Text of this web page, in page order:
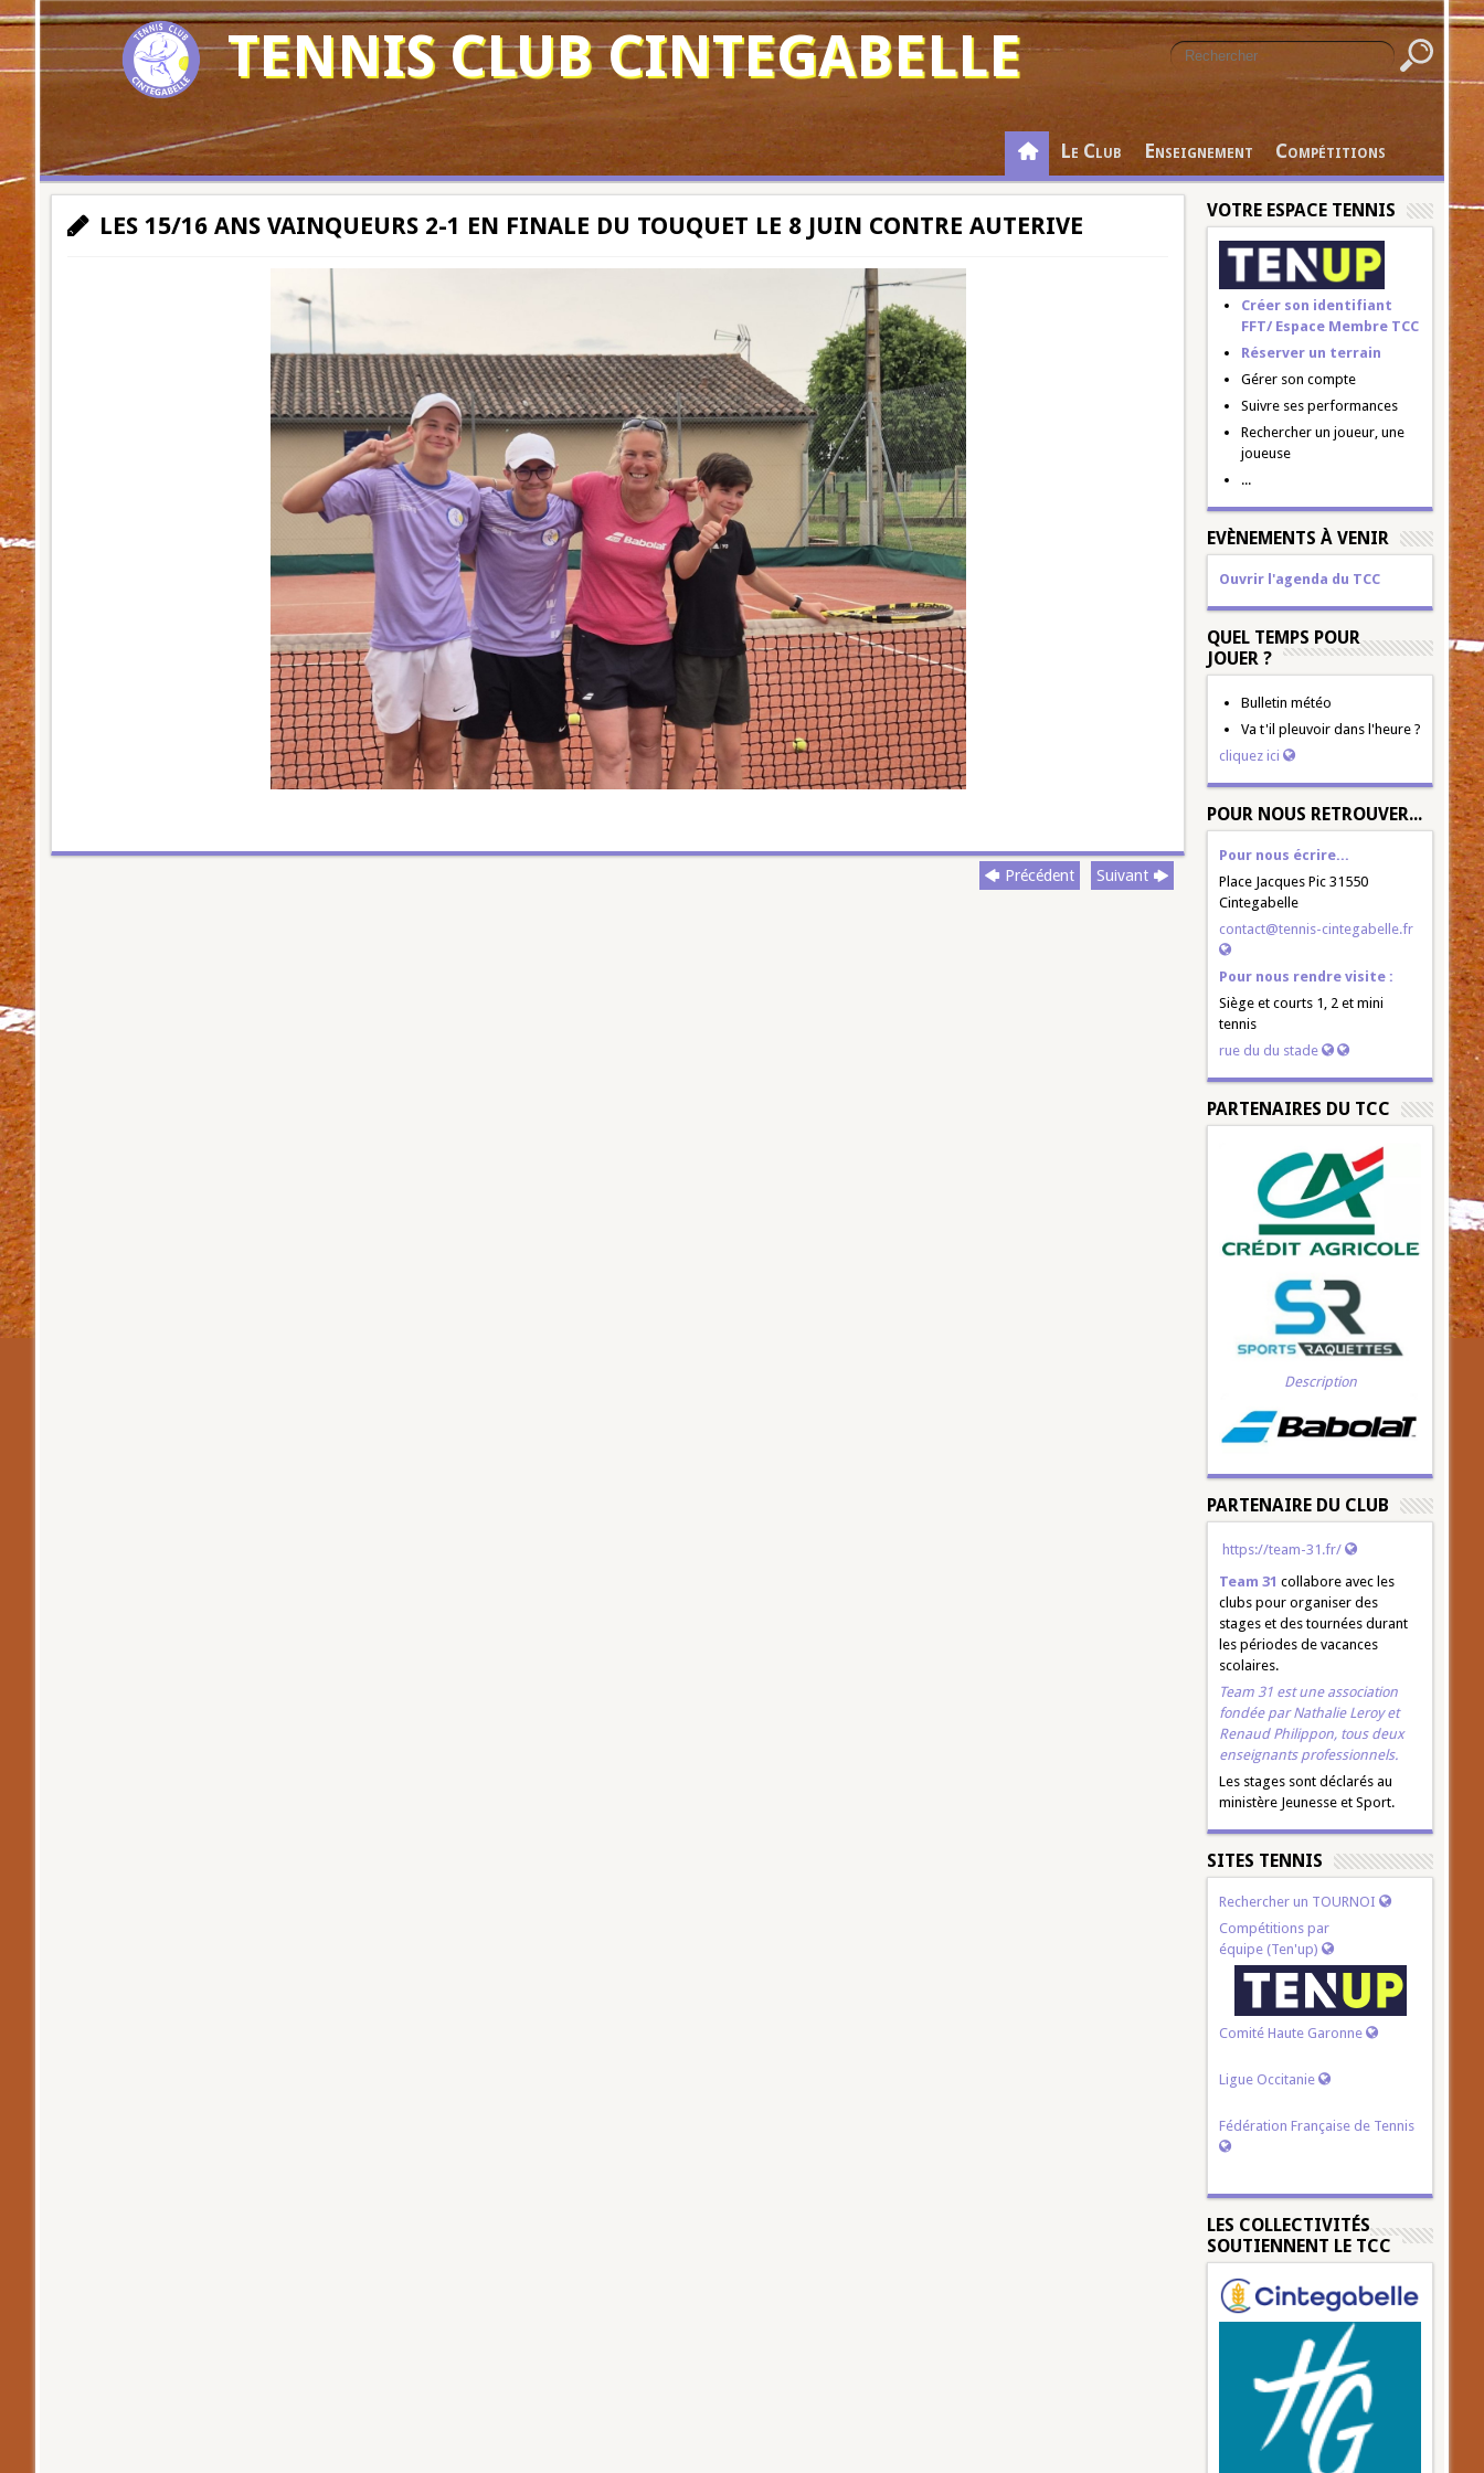
TENNIS CLUB CINTEGABELLE
Le Club Enseignement Compétitions
LES 15/16 ANS VAINQUEURS 2-1 EN FINALE DU TOUQUET LE 8 JUIN CONTRE AUTERIVE
Précédent Suivant
VOTRE ESPACE TENNIS
Créer son identifiant
FFT/ Espace Membre TCC
Réserver un terrain
Gérer son compte
Suivre ses performances
Rechercher un joueur, une
joueuse
...
EVÈNEMENTS À VENIR
Ouvrir l'agenda du TCC
QUEL TEMPS POUR
JOUER ?
Bulletin météo
Va t'il pleuvoir dans l'heure ?
cliquez ici
POUR NOUS RETROUVER...
Pour nous écrire...
Place Jacques Pic 31550
Cintegabelle
contact@tennis-cintegabelle.fr
Pour nous rendre visite :
Siège et courts 1, 2 et mini
tennis
rue du du stade
PARTENAIRES DU TCC
Description
PARTENAIRE DU CLUB
https://team-31.fr/
Team 31 collabore avec les
clubs pour organiser des
stages et des tournées durant
les périodes de vacances
scolaires.
Team 31 est une association
fondée parNathalie Leroyet
Renaud Philippon, tous deux
enseignants professionnels.
Les stages sont déclarés au
ministère Jeunesse et Sport.
SITES TENNIS
Rechercher un TOURNOI
Compétitions par
équipe (Ten'up)
Comité Haute Garonne
Ligue Occitanie
Fédération Française de Tennis
LES COLLECTIVITÉS
SOUTIENNENT LE TCC